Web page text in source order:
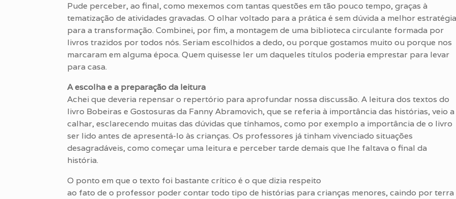
Pude perceber, ao final, como mexemos com tantas questões em tão pouco tempo, graças à
tematização de atividades gravadas. O olhar voltado para a prática é sem dúvida a melhor estratégia
para a transformação. Combinei, por fim, a montagem de uma biblioteca circulante formada por
livros trazidos por todos nós. Seriam escolhidos a dedo, ou porque gostamos muito ou porque nos
marcaram em alguma época. Quem quisesse ler um daqueles títulos poderia emprestar para levar
para casa.
A escolha e a preparação da leitura
Achei que deveria repensar o repertório para aprofundar nossa discussão. A leitura dos textos do
livro Bobeiras e Gostosuras da Fanny Abramovich, que se referia à importância das histórias, veio a
calhar, esclarecendo muitas das dúvidas que tínhamos, como por exemplo a importância de o livro
ser lido antes de apresentá-lo às crianças. Os professores já tinham vivenciado situações
desagradáveis, como começar uma leitura e perceber tarde demais que lhe faltava o final da
história.
O ponto em que o texto foi bastante crítico é o que dizia respeito
ao fato de o professor poder contar todo tipo de histórias para crianças menores, caindo por terra